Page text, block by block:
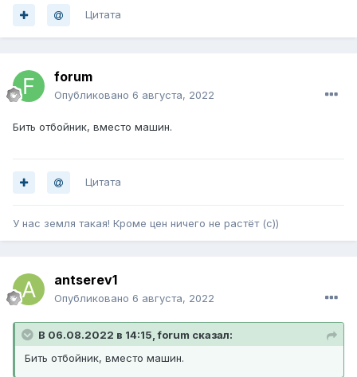
Цитата
forum
Опубликовано 6 августа, 2022
Бить отбойник, вместо машин.
Цитата
У нас земля такая! Кроме цен ничего не растёт (с))
antserev1
Опубликовано 6 августа, 2022
В 06.08.2022 в 14:15, forum сказал:
Бить отбойник, вместо машин.